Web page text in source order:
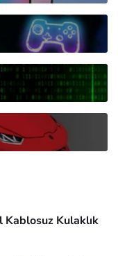
Kulaklık